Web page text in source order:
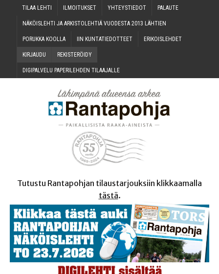
TILAA LEH­TI ILMOI­TUK­SET YHTEYS­TIE­DOT PALAU­TE
NÄKÖIS­LEH­TI JA ARKIS­TO­LEH­TIÄ VUO­DES­TA 2013 LÄHTIEN
PORUK­KA KOOLLA IIN KUN­TA­TIE­DOT­TEET ERI­KOIS­LEH­DET
KIR­JAU­DU REKIS­TE­RÖI­DY
DIGI­PAL­VE­LU PAPE­RI­LEH­DEN TILAAJALLE
Tutustu Rantapohjan tilaustarjouksiin klikkaamalla
tästä.